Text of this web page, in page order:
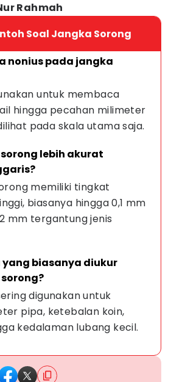
Rahmah
Soal Jangka Sorong
nonius pada jangka
untuk membaca
hingga pecahan milimeter
pada skala utama saja.
lebih akurat
memiliki tingkat
biasanya hingga 0,1 mm
mm tergantung jenis
yang biasanya diukur
digunakan untuk
pipa, ketebalan koin,
kedalaman lubang kecil.